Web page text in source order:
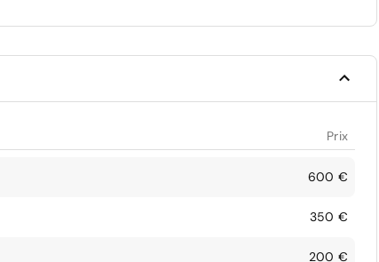
Prix
600 €
350 €
200 €